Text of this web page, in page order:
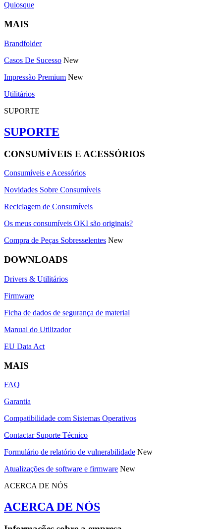
Quiosque
MAIS
Brandfolder
Casos De Sucesso New
Impressão Premium New
Utilitários
SUPORTE
SUPORTE
CONSUMÍVEIS E ACESSÓRIOS
Consumíveis e Acessórios
Novidades Sobre Consumíveis
Reciclagem de Consumíveis
Os meus consumíveis OKI são originais?
Compra de Peças Sobresselentes New
DOWNLOADS
Drivers & Utilitários
Firmware
Ficha de dados de segurança de material
Manual do Utilizador
EU Data Act
MAIS
FAQ
Garantia
Compatibilidade com Sistemas Operativos
Contactar Suporte Técnico
Formulário de relatório de vulnerabilidade New
Atualizações de software e firmware New
ACERCA DE NÓS
ACERCA DE NÓS